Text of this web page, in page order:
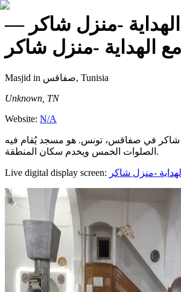
-منزل شاكر —
الهداية -منزل شاكر
Masjid
in صفاقس, Tunisia
Unknown, TN
Website: N/A
شاكر في صفاقس، تونس. هو مسجد يُقام فيه
الصلوات الخمس ويخدم سكان المنطقة.
Live digital display screen: -منزل شاكر